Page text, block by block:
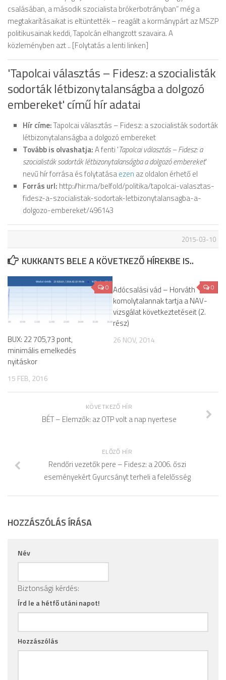
csalásában, a második szocialista brókerbotrányban” még a
megtakarításaikat is eltüntették – reagált a kormánypárt az MSZP
politikusainak keddi, Tapolcán elhangzott szavaira. A
közleményben azt .. [Folytatás a lenti linken]
'Tapolcai választás – Fidesz: a szocialisták
sodorták létbizonytalanságba a dolgozó
embereket' című hír adatai
Hír címe:Tapolcai választás – Fidesz: a szocialisták sodorták
létbizonytalanságba a dolgozó embereket
Tovább is olvashatja:A fenti 'Tapolcai választás – Fidesz: a
szocialisták sodorták létbizonytalanságba a dolgozó embereket'
nevű hír forrása és folytatásaezen az oldalon érhető el
Forrás url: http://hir.ma/belfold/politika/tapolcai-valasztas-
fidesz-a-szocialistak-sodortak-letbizonytalansagba-a-
dolgozo-embereket/496143
2015-03-10
KUKKANTS BELE A KÖVETKEZŐ HÍREKBE IS..
0
BUX: 22 705,73 pont,
minimális emelkedés
nyitáskor
15 FEB, 2016
0
Adócsalási vád – Horváth
komolytalannak tartja a NAV-
vizsgálat következtetéseit (2.
rész)
26 NOV, 2014
KÖVETKEZŐ HÍR
BÉT – Elemzők: az OTP volt a nap nyertese
ELŐZŐ HÍR
Rendőri vezetők pere – Fidesz: a 2006. őszi
eseményekért Gyurcsányt terheli a felelősség
HOZZÁSZÓLÁS ÍRÁSA
Név
Biztonsági kérdés:
Írd le a hétfő utáni napot!
Hozzászólás